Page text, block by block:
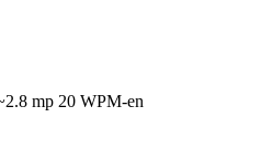
mp 20 WPM-en